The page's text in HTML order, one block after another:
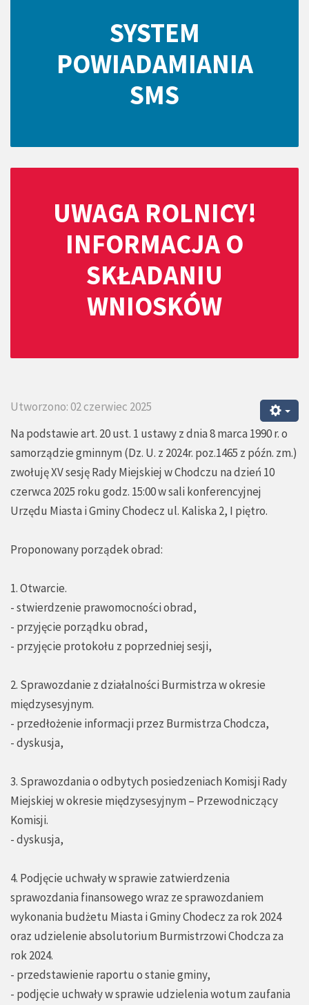
SYSTEM
POWIADAMIANIA
SMS
UWAGA ROLNICY!
INFORMACJA O
SKŁADANIU
WNIOSKÓW
Utworzono: 02 czerwiec 2025
Na podstawie art. 20 ust. 1 ustawy z dnia 8 marca 1990 r. o
samorządzie gminnym (Dz. U. z 2024r. poz.1465 z późn. zm.)
zwołuję XV sesję Rady Miejskiej w Chodczu na dzień 10
czerwca 2025 roku godz. 15:00 w sali konferencyjnej
Urzędu Miasta i Gminy Chodecz ul. Kaliska 2, I piętro.
Proponowany porządek obrad:
1. Otwarcie.
- stwierdzenie prawomocności obrad,
- przyjęcie porządku obrad,
- przyjęcie protokołu z poprzedniej sesji,
2. Sprawozdanie z działalności Burmistrza w okresie
międzysesyjnym.
- przedłożenie informacji przez Burmistrza Chodcza,
- dyskusja,
3. Sprawozdania o odbytych posiedzeniach Komisji Rady
Miejskiej w okresie międzysesyjnym – Przewodniczący
Komisji.
- dyskusja,
4. Podjęcie uchwały w sprawie zatwierdzenia
sprawozdania finansowego wraz ze sprawozdaniem
wykonania budżetu Miasta i Gminy Chodecz za rok 2024
oraz udzielenie absolutorium Burmistrzowi Chodcza za
rok 2024.
- przedstawienie raportu o stanie gminy,
- podjęcie uchwały w sprawie udzielenia wotum zaufania